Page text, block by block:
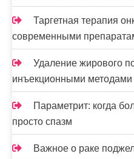
Таргетная терапия
современными
Удаление жирового
инъекционными методами
Параметрит: когда
просто спазм
Важное о раке